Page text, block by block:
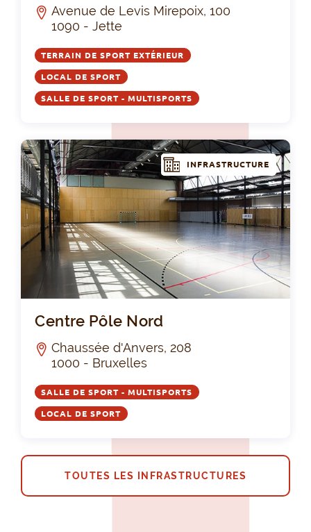
Avenue de Levis Mirepoix, 100
1090 - Jette
TERRAIN DE SPORT EXTÉRIEUR
LOCAL DE SPORT
SALLE DE SPORT - MULTISPORTS
INFRASTRUCTURE
Centre Pôle Nord
Chaussée d'Anvers, 208
1000 - Bruxelles
SALLE DE SPORT - MULTISPORTS
LOCAL DE SPORT
TOUTES LES INFRASTRUCTURES